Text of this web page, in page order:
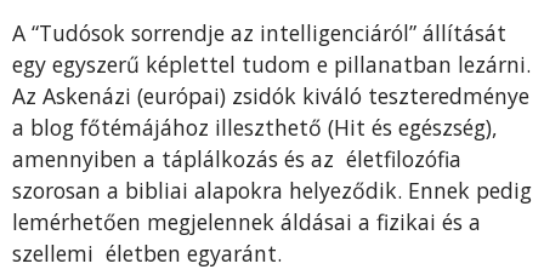
A “Tudósok sorrendje az intelligenciáról” állítását
egy egyszerű képlettel tudom e pillanatban lezárni.
Az Askenázi (európai) zsidók kiváló teszteredménye
a blog főtémájához illeszthető (Hit és egészség),
amennyiben a táplálkozás és az életfilozófia
szorosan a bibliai alapokra helyeződik. Ennek pedig
lemérhetően megjelennek áldásai a fizikai és a
szellemi életben egyaránt.